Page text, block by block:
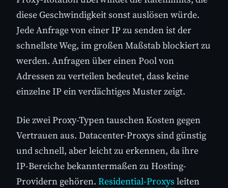
diese Geschwindigkeit sonst auslösen würde.
Jede Anfrage von einer IP zu senden ist der
schnellste Weg, im großen Maßstab blockiert zu
werden. Anfragen über einen Pool von
Adressen zu verteilen bedeutet, dass keine
einzelne IP ein verdächtiges Muster zeigt.
Die zwei Proxy-Typen tauschen Kosten gegen
Vertrauen aus. Datacenter-Proxys sind günstig
und schnell, aber leicht zu erkennen, da ihre
IP-Bereiche bekanntermaßen zu Hosting-
Providern gehören. Residential-Proxys leiten